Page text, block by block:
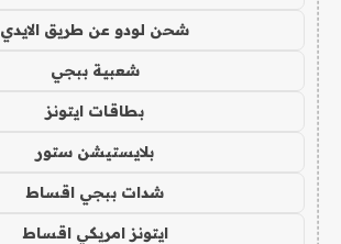
شحن لودو عن طريق الايدي
شعبية ببجي
بطاقات ايتونز
بلايستيشن ستور
شدات ببجي اقساط
ايتونز امريكي اقساط